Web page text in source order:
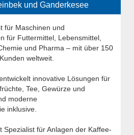
und Ganderkesee
für Maschinen und
für Futtermittel, Lebensmittel,
und Pharma – mit über 150
weltweit.
innovative Lösungen für
Tee, Gewürze und
moderne
inklusive.
Spezialist für Anlagen der Kaffee-